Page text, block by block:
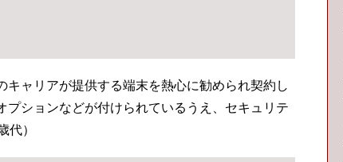
ャリアが提供する端末を熱心に勧められ契約し
ションなどが付けられているうえ、セキュリテ
代）